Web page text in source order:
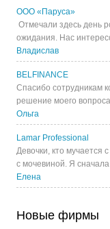
ООО «Паруса»
Отмечали здесь день
ожидания. Нас
Владислав
BELFINANCE
Спасибо сотрудникам
решение моего
Ольга
Lamar Professional
Девочки, кто мучается
с мочевиной. Я
Елена
Новые фирмы